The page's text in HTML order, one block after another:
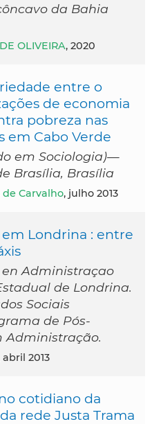
da Bahia
OLIVEIRA, 2020
entre o
de economia
pobreza nas
em Cabo Verde
em Sociologia)—
Brasília, Brasília
de Carvalho, julho 2013
Londrina : entre
en Administraçao
de Londrina.
Sociais
de Pós-
Administração.
abril 2013
cotidiano da
rede Justa Trama